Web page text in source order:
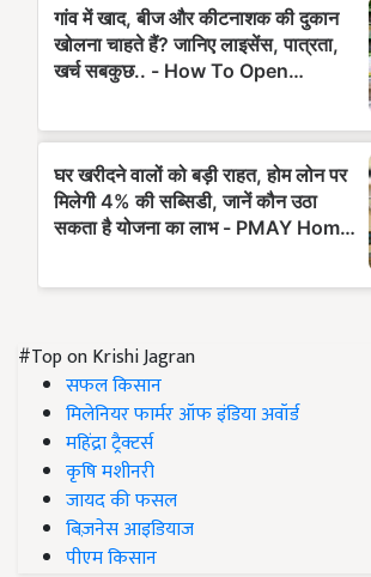
#Top on Krishi Jagran
सफल किसान
मिलेनियर फार्मर ऑफ इंडिया अवॉर्ड
महिंद्रा ट्रैक्टर्स
कृषि मशीनरी
जायद की फसल
बिज़नेस आइडियाज
पीएम किसान